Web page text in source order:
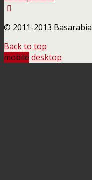
© 2011-2013
Back to top
mobile desktop